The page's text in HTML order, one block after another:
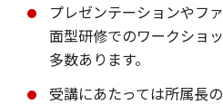
プレゼンテーションやフ
面型研修でのワークショ
多数あります。
受講にあたっては所属長